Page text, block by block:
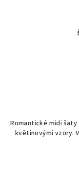
Romantické midi šaty
květinovými vzory.